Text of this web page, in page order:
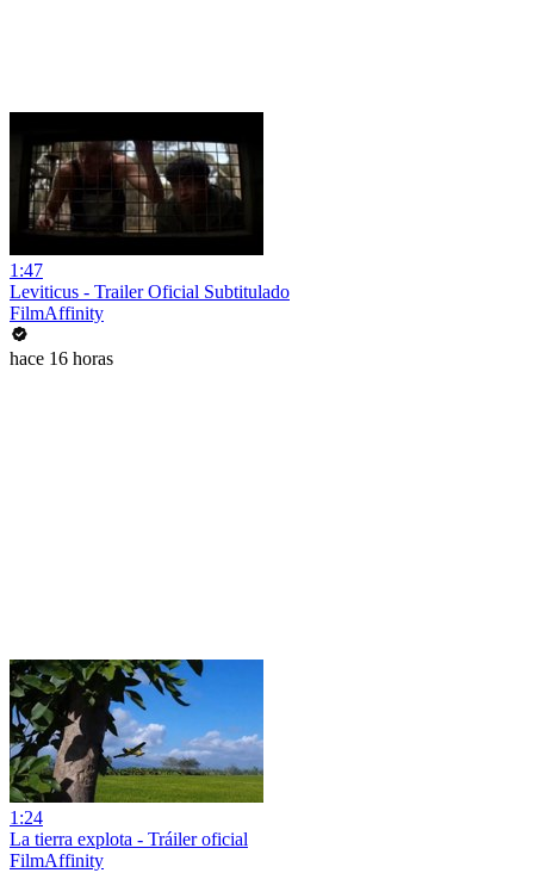
1:47
Leviticus - Trailer Oficial Subtitulado
FilmAffinity
hace 16 horas
1:24
La tierra explota - Tráiler oficial
FilmAffinity